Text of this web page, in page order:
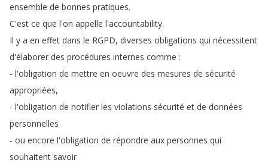
ensemble de bonnes pratiques.
C'est ce que l'on appelle l'accountability.
Il y a en effet dans le RGPD, diverses obligations qui nécessitent
d'élaborer des procédures internes comme :
- l'obligation de mettre en oeuvre des mesures de sécurité
appropriées,
- l'obligation de notifier les violations sécurité et de données
personnelles
- ou encore l'obligation de répondre aux personnes qui
souhaitent savoir